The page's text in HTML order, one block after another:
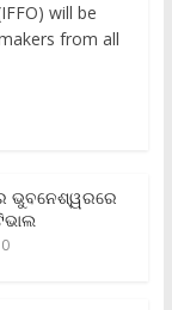
will be
from all
ଭୁବନେଶ୍ୱରରେ
0